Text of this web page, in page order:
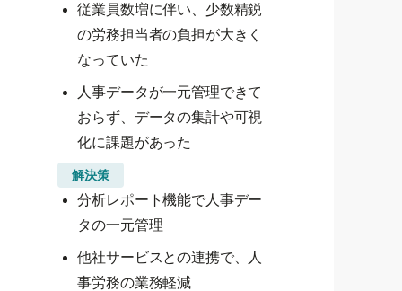
従業員数増に伴い、少数精鋭
の労務担当者の負担が大きく
なっていた
人事データが一元管理できて
おらず、データの集計や可視
化に課題があった
解決策
分析レポート機能で人事デー
タの一元管理
他社サービスとの連携で、人
事労務の業務軽減